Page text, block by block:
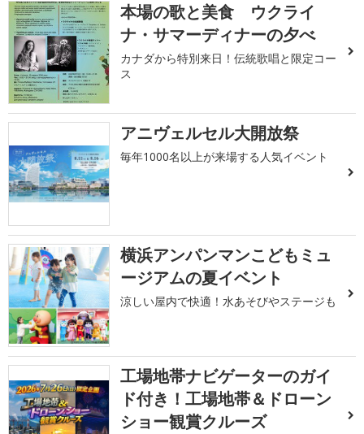
本場の歌と美食 ウクライ
ナ・サマーディナーの夕べ
カナダから特別来日！伝統歌唱と限定コー
ス
アニヴェルセル大開放祭
毎年1000名以上が来場する人気イベント
横浜アンパンマンこどもミュ
ージアムの夏イベント
涼しい屋内で快適！水あそびやステージも
工場地帯ナビゲーターのガイ
ド付き！工場地帯＆ドローン
ショー観賞クルーズ